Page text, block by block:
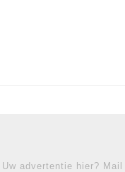
Uw advertentie hier? Mail